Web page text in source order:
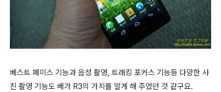
베스트 페이스 기능과 음성 촬영, 트래킹 포커스 기능등 다양한 사
진 촬영 기능도 베가 R3의 가치를 알게 해 주었던 것 같구요.